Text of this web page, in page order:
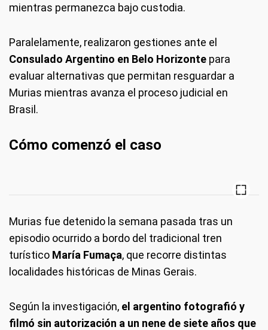
mientras permanezca bajo custodia.
Paralelamente, realizaron gestiones ante el
Consulado Argentino en Belo Horizonte para
evaluar alternativas que permitan resguardar a
Murias mientras avanza el proceso judicial en
Brasil.
Cómo comenzó el caso
Murias fue detenido la semana pasada tras un
episodio ocurrido a bordo del tradicional tren
turístico María Fumaça, que recorre distintas
localidades históricas de Minas Gerais.
Según la investigación, el argentino fotografió y
filmó sin autorización a un nene de siete años que